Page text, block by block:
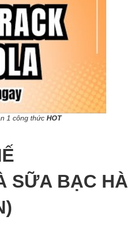
1 công thứcHOT
SỮA BẠC HÀ